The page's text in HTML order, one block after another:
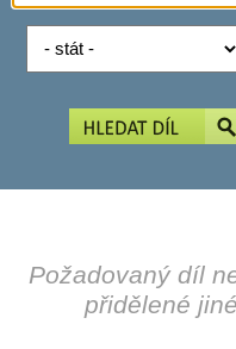
Požadovaný díl
přidělené